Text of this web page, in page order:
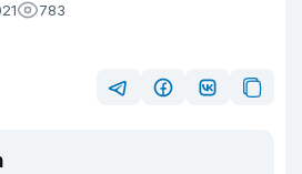
783